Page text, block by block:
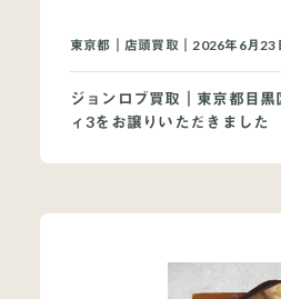
東京都｜店頭買取｜2026年6月23
ジョンロブ買取｜東京都目
ィ3をお譲りいただきました